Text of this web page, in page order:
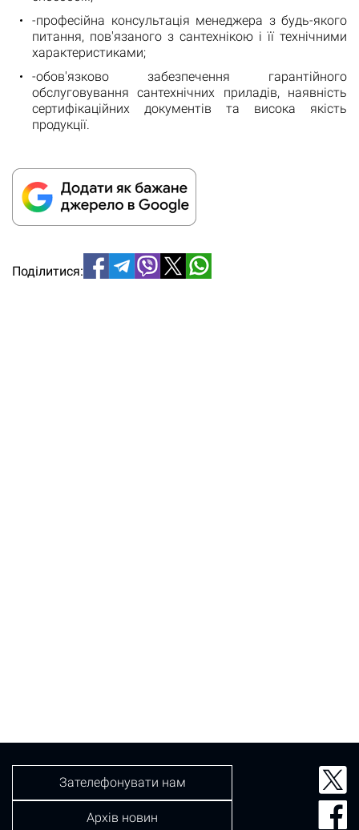
-професійна консультація менеджера з будь-якого
питання, пов'язаного з сантехнікою і її технічними
характеристиками;
-обов'язково забезпечення гарантійного
обслуговування сантехнічних приладів, наявність
сертифікаційних документів та висока якість
продукції.
Поділитися:
Зателефонувати нам
Архів новин